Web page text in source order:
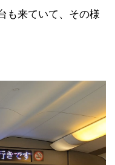
も来ていて、その様